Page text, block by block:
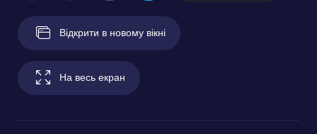
Відкрити в новому вікні
На весь екран